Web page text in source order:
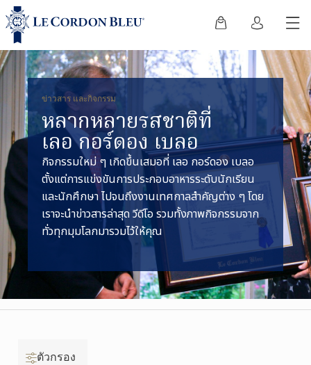
ข่าวสาร และกิจกรรม
หลากหลายรสชาติที่
เลอ กอร์ดอง เบลอ
กิจกรรมใหม่ ๆ เกิดขึ้นเสมอที่ เลอ กอร์ดอง เบลอ
ตั้งแต่การแข่งขันการประกอบอาหารระดับนักเรียน
และนักศึกษา ไปจนถึงงานเทศกาลสำคัญต่าง ๆ โดย
เราจะนำข่าวสารล่าสุด วีดีโอ รวมทั้งภาพกิจกรรมจาก
ทั่วทุกมุมโลกมารวมไว้ให้คุณ
ตัวกรอง